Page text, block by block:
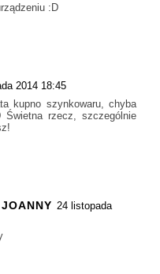
:D
2014 18:45
kupno szynkowaru, chyba
Świetna rzecz, szczególnie
24 listopada